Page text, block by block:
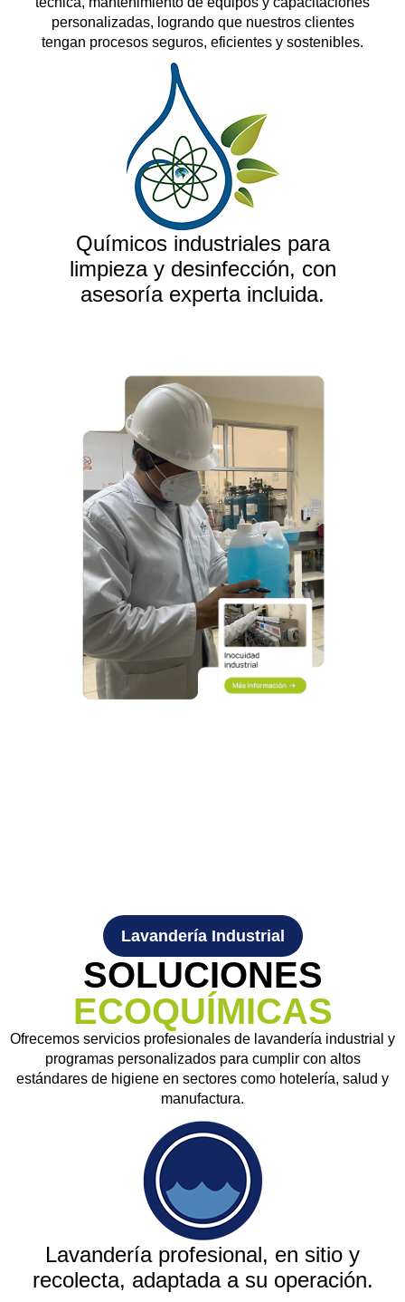
personalizadas, logrando que nuestros clientes
tengan procesos seguros, eficientes y sostenibles.
Químicos industriales para
limpieza y desinfección, con
asesoría experta incluida.
Lavandería Industrial
SOLUCIONES
ECOQUÍMICAS
Ofrecemos servicios profesionales de lavandería industrial y
programas personalizados para cumplir con altos
estándares de higiene en sectores como hotelería, salud y
manufactura.
Lavandería profesional, en sitio y
recolecta, adaptada a su operación.